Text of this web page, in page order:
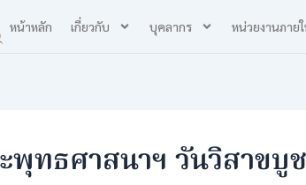
หน้าหลัก เกี่ยวกับ บุคลากร หน่วยงานภาย
พุทธศาสนาฯ วันวิสาขบู